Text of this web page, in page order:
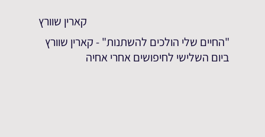
קארין שוורץ
"החיים שלי הולכים להשתנות" - קארין שוורץ
ביום השלישי לחיפושים אחרי אחיה